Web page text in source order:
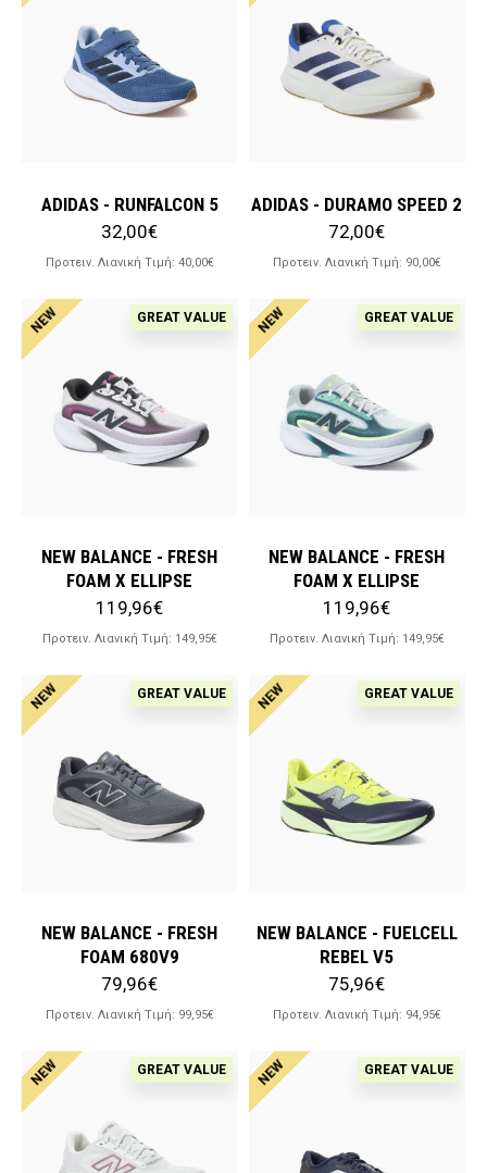
ADIDAS - RUNFALCON 5
32,00€
Προτειν. Λιανική Tιμή: 40,00€
ADIDAS - DURAMO SPEED 2
72,00€
Προτειν. Λιανική Tιμή: 90,00€
NEW GREAT VALUE
NEW BALANCE - FRESH
FOAM X ELLIPSE
119,96€
Προτειν. Λιανική Tιμή: 149,95€
NEW GREAT VALUE
NEW BALANCE - FRESH
FOAM X ELLIPSE
119,96€
Προτειν. Λιανική Tιμή: 149,95€
NEW GREAT VALUE
NEW BALANCE - FRESH
FOAM 680V9
79,96€
Προτειν. Λιανική Tιμή: 99,95€
NEW GREAT VALUE
NEW BALANCE - FUELCELL
REBEL V5
75,96€
Προτειν. Λιανική Tιμή: 94,95€
NEW GREAT VALUE NEW GREAT VALUE